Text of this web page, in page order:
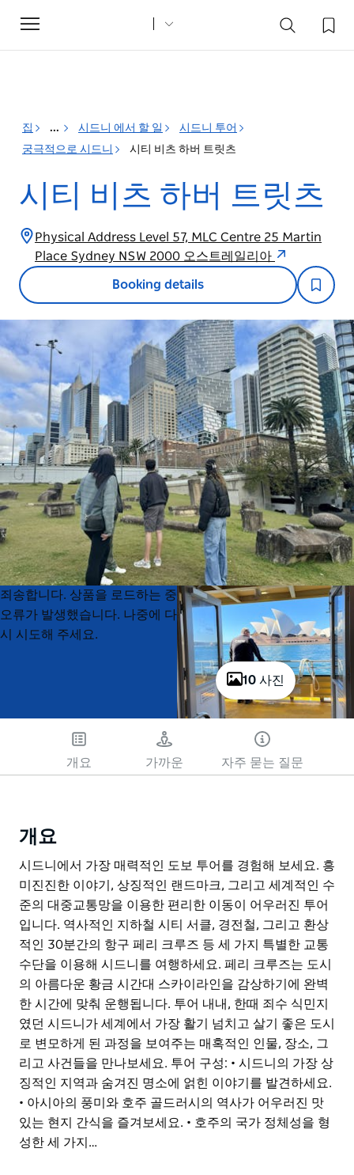
Toggle
navigation
집 ... 시드니 에서 할 일
시드니 투어
궁극적으로 시드니
시티 비츠 하버 트릿츠
시티 비츠 하버 트릿츠
Physical Address Level 57, MLC Centre 25 Martin
Place Sydney NSW 2000 오스트레일리아
Booking details
10 사진
Product
List
Product
List
죄송합니다. 상품을 로드하는 중
오류가 발생했습니다. 나중에 다
시 시도해 주세요.
개요 가까운 자주 묻는 질문
개요
시드니에서 가장 매력적인 도보 투어를 경험해 보세요. 흥
미진진한 이야기, 상징적인 랜드마크, 그리고 세계적인 수
준의 대중교통망을 이용한 편리한 이동이 어우러진 투어
입니다. 역사적인 지하철 시티 서클, 경전철, 그리고 환상
적인 30분간의 항구 페리 크루즈 등 세 가지 특별한 교통
수단을 이용해 시드니를 여행하세요. 페리 크루즈는 도시
의 아름다운 황금 시간대 스카이라인을 감상하기에 완벽
한 시간에 맞춰 운행됩니다. 투어 내내, 한때 죄수 식민지
였던 시드니가 세계에서 가장 활기 넘치고 살기 좋은 도시
로 변모하게 된 과정을 보여주는 매혹적인 인물, 장소, 그
리고 사건들을 만나보세요. 투어 구성: • 시드니의 가장 상
징적인 지역과 숨겨진 명소에 얽힌 이야기를 발견하세요.
• 아시아의 풍미와 호주 골드러시의 역사가 어우러진 맛
있는 현지 간식을 즐겨보세요. • 호주의 국가 정체성을 형
성한 세 가지…